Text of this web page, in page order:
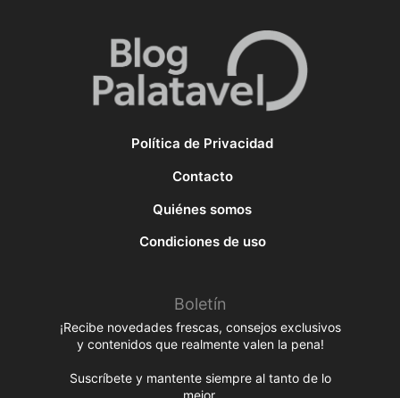
Política de Privacidad
Contacto
Quiénes somos
Condiciones de uso
Boletín
¡Recibe novedades frescas, consejos exclusivos
y contenidos que realmente valen la pena!
Suscríbete y mantente siempre al tanto de lo